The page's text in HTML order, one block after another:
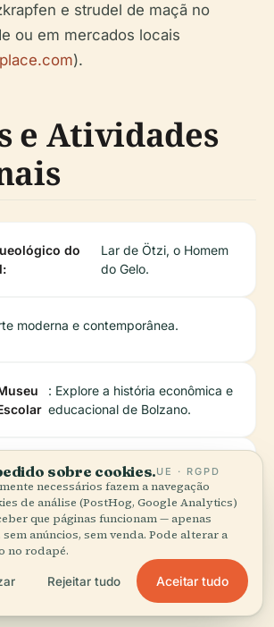
e strudel de maçã no
ou em mercados locais
).
e Atividades
do
Lar de Ötzi, o Homem
do Gelo.
moderna e contemporânea.
: Explore a história econômica e
educacional de Bolzano.
Ande no teleférico de Renon ou
explore parques naturais e as
Dolomitas.
sobre cookies.UE · RGPD
necessários fazem a navegação
de análise (PostHog, Google Analytics)
que páginas funcionam — apenas
anúncios, sem venda. Pode alterar a
no rodapé.
Rejeitar tudo Aceitar tudo